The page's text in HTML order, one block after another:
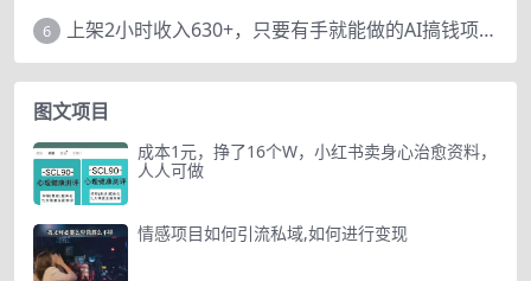
6 上架2小时收入630+，只要有手就能做的AI搞钱项目，奶奶看完都能学会!
图文项目
成本1元，挣了16个W，小红书卖身心治愈资料，
人人可做
情感项目如何引流私域,如何进行变现